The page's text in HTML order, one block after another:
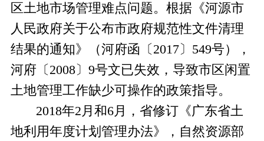
区土地市场管理难点问题。根据《河源市
人民政府关于公布市政府规范性文件清理
结果的通知》（河府函〔 2017〕 549号），
河府〔 2008〕 9号文已失效，导致市区闲置
土地管理工作缺少可操作的政策指导。
2018年2 月和6月，省修订《广东省土
地利用年度计划管理办法》，自然资源部